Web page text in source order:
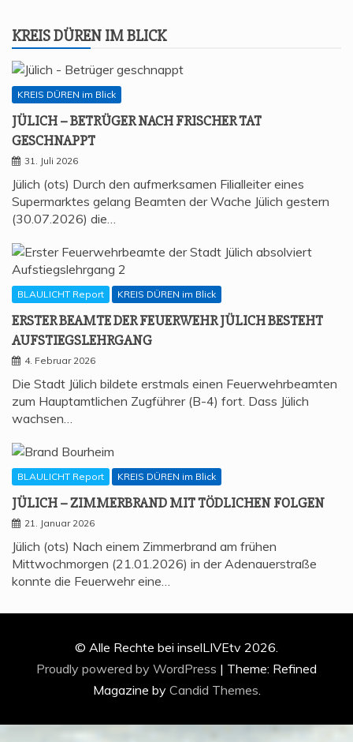
KREIS DÜREN IM BLICK
KREIS DÜREN im Blick
JÜLICH – BETRÜ­GER NACH FRI­SCHER TAT
GESCHNAPPT
31. Juli 2026
Jülich (ots) Durch den aufmerksamen Filialleiter eines
Supermarktes gelang Beamten der Wache Jülich gestern
(30.07.2026) die…
BLAULICHT Report KREIS DÜREN im Blick
ERS­TER BEAM­TE DER FEU­ER­WEHR JÜLICH BESTEHT
AUFSTIEGSLEHRGANG
4. Februar 2026
Die Stadt Jülich bildete erstmals einen Feuerwehrbeamten
zum Hauptamtlichen Zugführer (B-4) fort. Dass Jülich
wachsen…
BLAULICHT Report KREIS DÜREN im Blick
JÜLICH – ZIM­MER­BRAND MIT TÖD­LI­CHEN FOLGEN
21. Januar 2026
Jülich (ots) Nach einem Zimmerbrand am frühen
Mittwochmorgen (21.01.2026) in der Adenauerstraße
konnte die Feuerwehr eine…
© Alle Rechte bei inselLIVEtv 2026.
Proudly powered by WordPress | Theme: Refined
Magazine by Candid Themes.